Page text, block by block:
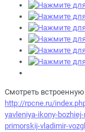
Смотреть
http://rpcne.ru/
yavleniya-ikony-
primorskij-vladimir-